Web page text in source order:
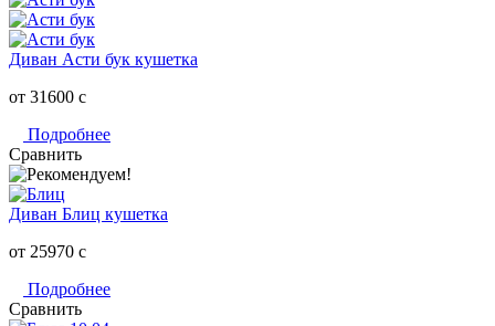
Диван Асти бук кушетка
от 31600 c
Подробнее
Сравнить
Диван Блиц кушетка
от 25970 c
Подробнее
Сравнить